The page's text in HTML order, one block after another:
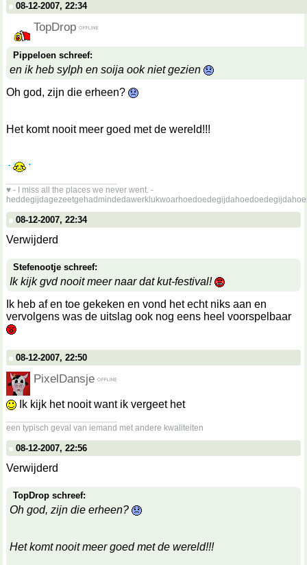
08-12-2007, 22:34
TopDrop
Pippeloen schreef:
en ik heb sylph en soija ook niet gezien
Oh god, zijn die erheen?
Het komt nooit meer goed met de wereld!!!
♥ - I miss all the places we never went. -
08-12-2007, 22:34
Verwijderd
Stefenootje schreef:
Ik kijk gvd nooit meer naar dat kut-festival!
Ik heb af en toe gekeken en vond het echt niks aan en
vervolgens was de uitslag ook nog eens heel voorspelbaar
08-12-2007, 22:50
PixelDansje
Ik kijk het nooit want ik vergeet het
een typisch geval van iemand met andere kwaliteiten
08-12-2007, 22:56
Verwijderd
TopDrop schreef:
Oh god, zijn die erheen?
Het komt nooit meer goed met de wereld!!!